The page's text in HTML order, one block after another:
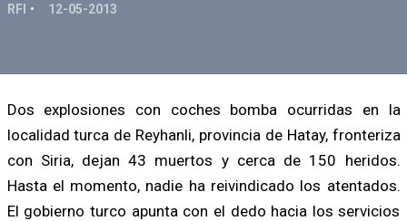
RFI 12-05-2013
Dos explosiones con coches bomba ocurridas en la
localidad turca de Reyhanli, provincia de Hatay, fronteriza
con Siria, dejan 43 muertos y cerca de 150 heridos.
Hasta el momento, nadie ha reivindicado los atentados.
El gobierno turco apunta con el dedo hacia los servicios